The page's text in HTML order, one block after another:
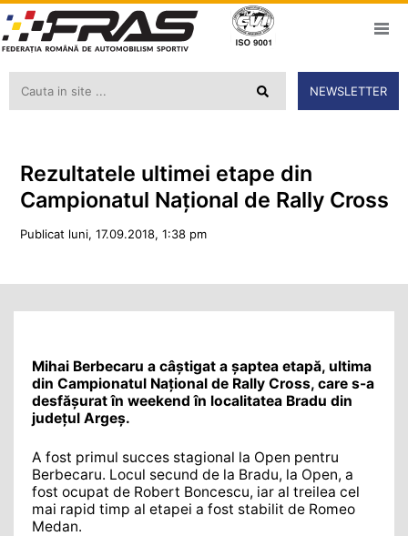
NEWSLETTER
Rezultatele ultimei etape din
Campionatul Național de Rally Cross
Publicat luni, 17.09.2018, 1:38 pm
Mihai Berbecaru a câștigat a șaptea etapă, ultima
din Campionatul Național de Rally Cross, care s-a
desfășurat în weekend în localitatea Bradu din
județul Argeș.
A fost primul succes stagional la Open pentru
Berbecaru. Locul secund de la Bradu, la Open, a
fost ocupat de Robert Boncescu, iar al treilea cel
mai rapid timp al etapei a fost stabilit de Romeo
Medan.